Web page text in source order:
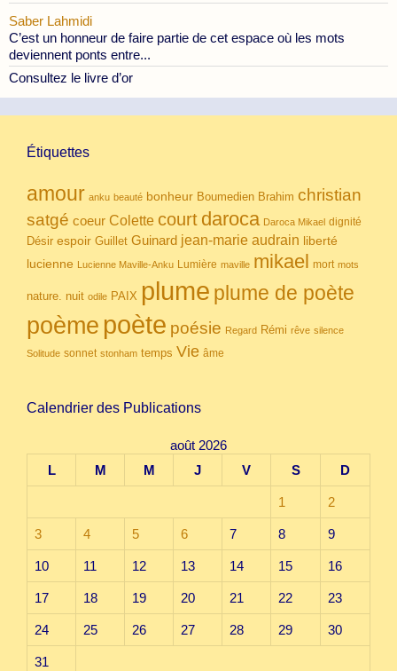
Saber Lahmidi
C’est un honneur de faire partie de cet espace où les mots
deviennent ponts entre...
Consultez le livre d’or
Étiquettes
amour anku beauté bonheur Boumedien Brahim christian
satgé coeur Colette court daroca Daroca Mikael dignité
Désir espoir Guillet Guinard jean-marie audrain liberté
lucienne Lucienne Maville-Anku Lumière maville mikael mort mots
nature. nuit odile PAIX plume plume de poète
poème poète poésie Regard Rémi rêve silence
Solitude sonnet stonham temps Vie âme
Calendrier des Publications
août 2026
L
M M J V S D
1 2
3 4 5 6 7 8 9
10 11 12 13 14 15 16
17 18 19 20 21 22 23
24 25 26 27 28 29 30
31